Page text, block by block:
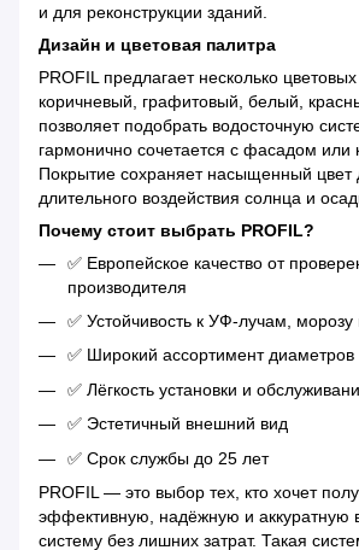
и для реконструкции зданий.
Дизайн и цветовая палитра
PROFIL предлагает несколько
коричневый, графитовый, белый,
позволяет подобрать водосточную
гармонично сочетается с фасадом или
Покрытие сохраняет насыщенный цвет
длительного воздействия солнца и
Почему стоит выбрать PROFIL?
✅ Европейское качество от
производителя
✅ Устойчивость к УФ-лучам, морозу
✅ Широкий ассортимент
✅ Лёгкость установки и
✅ Эстетичный внешний вид
✅ Срок службы до 25 лет
PROFIL — это выбор тех, кто хочет
эффективную, надёжную и аккуратную
систему без лишних затрат. Такая